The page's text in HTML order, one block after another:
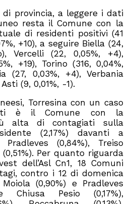
di provincia, a leggere i dati
resta il Comune con la
di residenti positivi (41
+10), a seguire Biella (24,
Vercelli (22, 0,05%, +4),
+19), Torino (316, 0,04%,
(27, 0,03%, +4), Verbania
(9, 0,01%, -1).
Torresina con un caso
è il Comune con la
alta di contagiati sulla
(2,17%) davanti a
Pradleves (0,84%), Treiso
(0,51%). Per quanto riguarda
dell’Asl Cn1, 18 Comuni
contro i 12 di domenica
(0,90%) e Pradleves
Chiusa Pesio (0,17%),